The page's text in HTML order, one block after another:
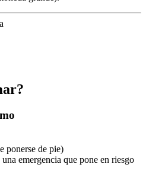
ponerse de pie)
emergencia que pone en riesgo